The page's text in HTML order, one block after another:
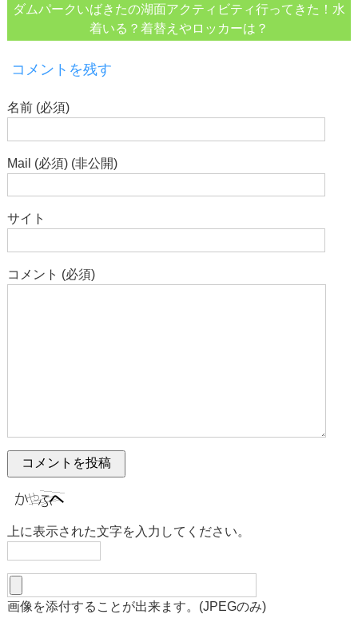
ダムパークいばきたの湖面アクティビティ行ってきた！水
着いる？着替えやロッカーは？
コメントを残す
名前 (必須)
Mail (必須) (非公開)
サイト
コメント (必須)
上に表示された文字を入力してください。
画像を添付することが出来ます。(JPEGのみ)